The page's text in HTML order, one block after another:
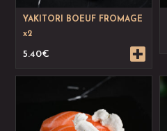
YAKITORI BOEUF FROMAGE
x2
5.40€